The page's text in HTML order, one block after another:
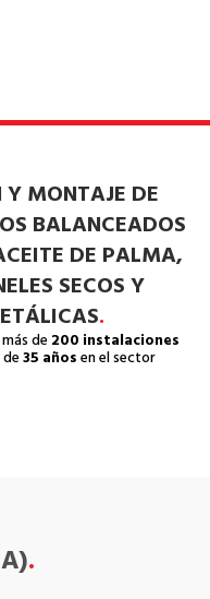
MONTAJE DE
BALANCEADOS
DE PALMA,
SECOS Y
.
de 200 instalaciones
35 añosen el sector
.